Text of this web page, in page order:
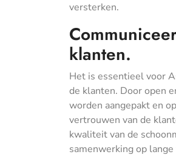
versterken.
klanten.
Het is essentieel voor
de klanten. Door open
worden aangepakt en
vertrouwen van de
kwaliteit van de
samenwerking op